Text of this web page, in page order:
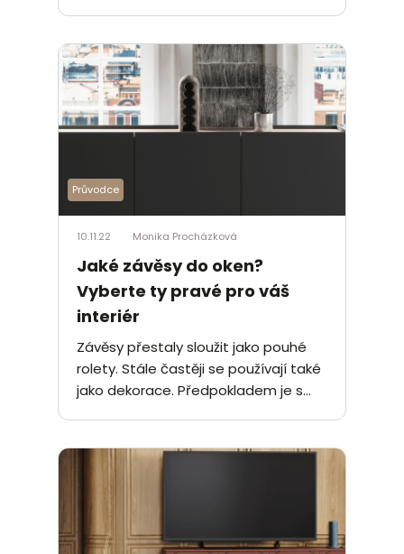
Průvodce
10.11.22 Monika Procházková
Jaké závěsy do oken?
Vyberte ty pravé pro váš
interiér
Závěsy přestaly sloužit jako pouhé
rolety. Stále častěji se používají také
jako dekorace. Předpokladem je s...